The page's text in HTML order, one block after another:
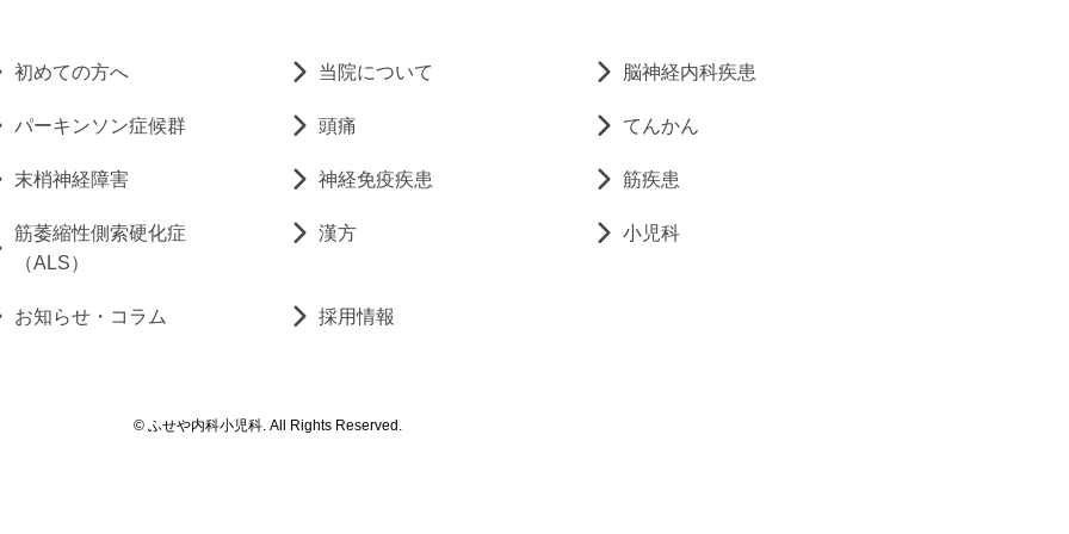
初めての方へ 当院について 脳神経内科疾患
パーキンソン症候群 頭痛 てんかん
末梢神経障害 神経免疫疾患 筋疾患
筋萎縮性側索硬化症
（ALS）
漢方 小児科
お知らせ・コラム 採用情報
© ふせや内科小児科. All Rights Reserved.